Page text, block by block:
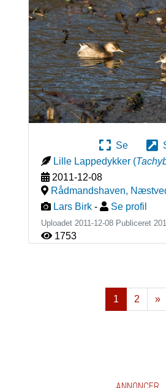
Se
Lille Lappedykker (
2011-12-08
Rådmandshaven,
Lars Birk - Se profil
Uploadet 2011-12-08 Publiceret
1753
1 2
»